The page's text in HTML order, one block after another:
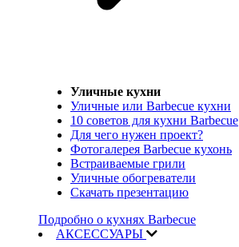
Уличные кухни
Уличные или Barbecue кухни
10 советов для кухни Barbecue
Для чего нужен проект?
Фотогалерея Barbecue кухонь
Встраиваемые грили
Уличные обогреватели
Скачать презентацию
Подробно о кухнях Barbecue
АКСЕССУАРЫ